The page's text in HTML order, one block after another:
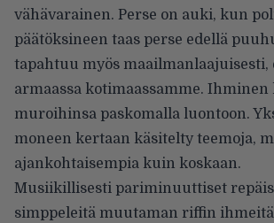
vähävarainen. Perse on auki, kun
päätöksineen taas perse edellä
tapahtuu myös maailmanlaajuisesti,
armaassa kotimaassamme. Ihminen
muroihinsa paskomalla luontoon.
moneen kertaan käsitelty teemoja,
ajankohtaisempia kuin koskaan.
Musiikillisesti pariminuuttiset
simppeleitä muutaman riffin